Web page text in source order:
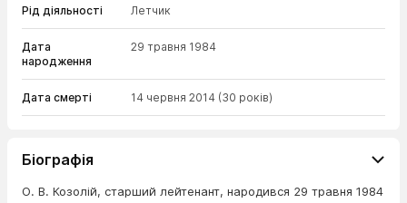
Рід діяльності Летчик
Дата
народження
29 травня 1984
Дата смерті 14 червня 2014 (30 років)
Біографія
О. В. Козолій, старший лейтенант, народився 29 травня 1984